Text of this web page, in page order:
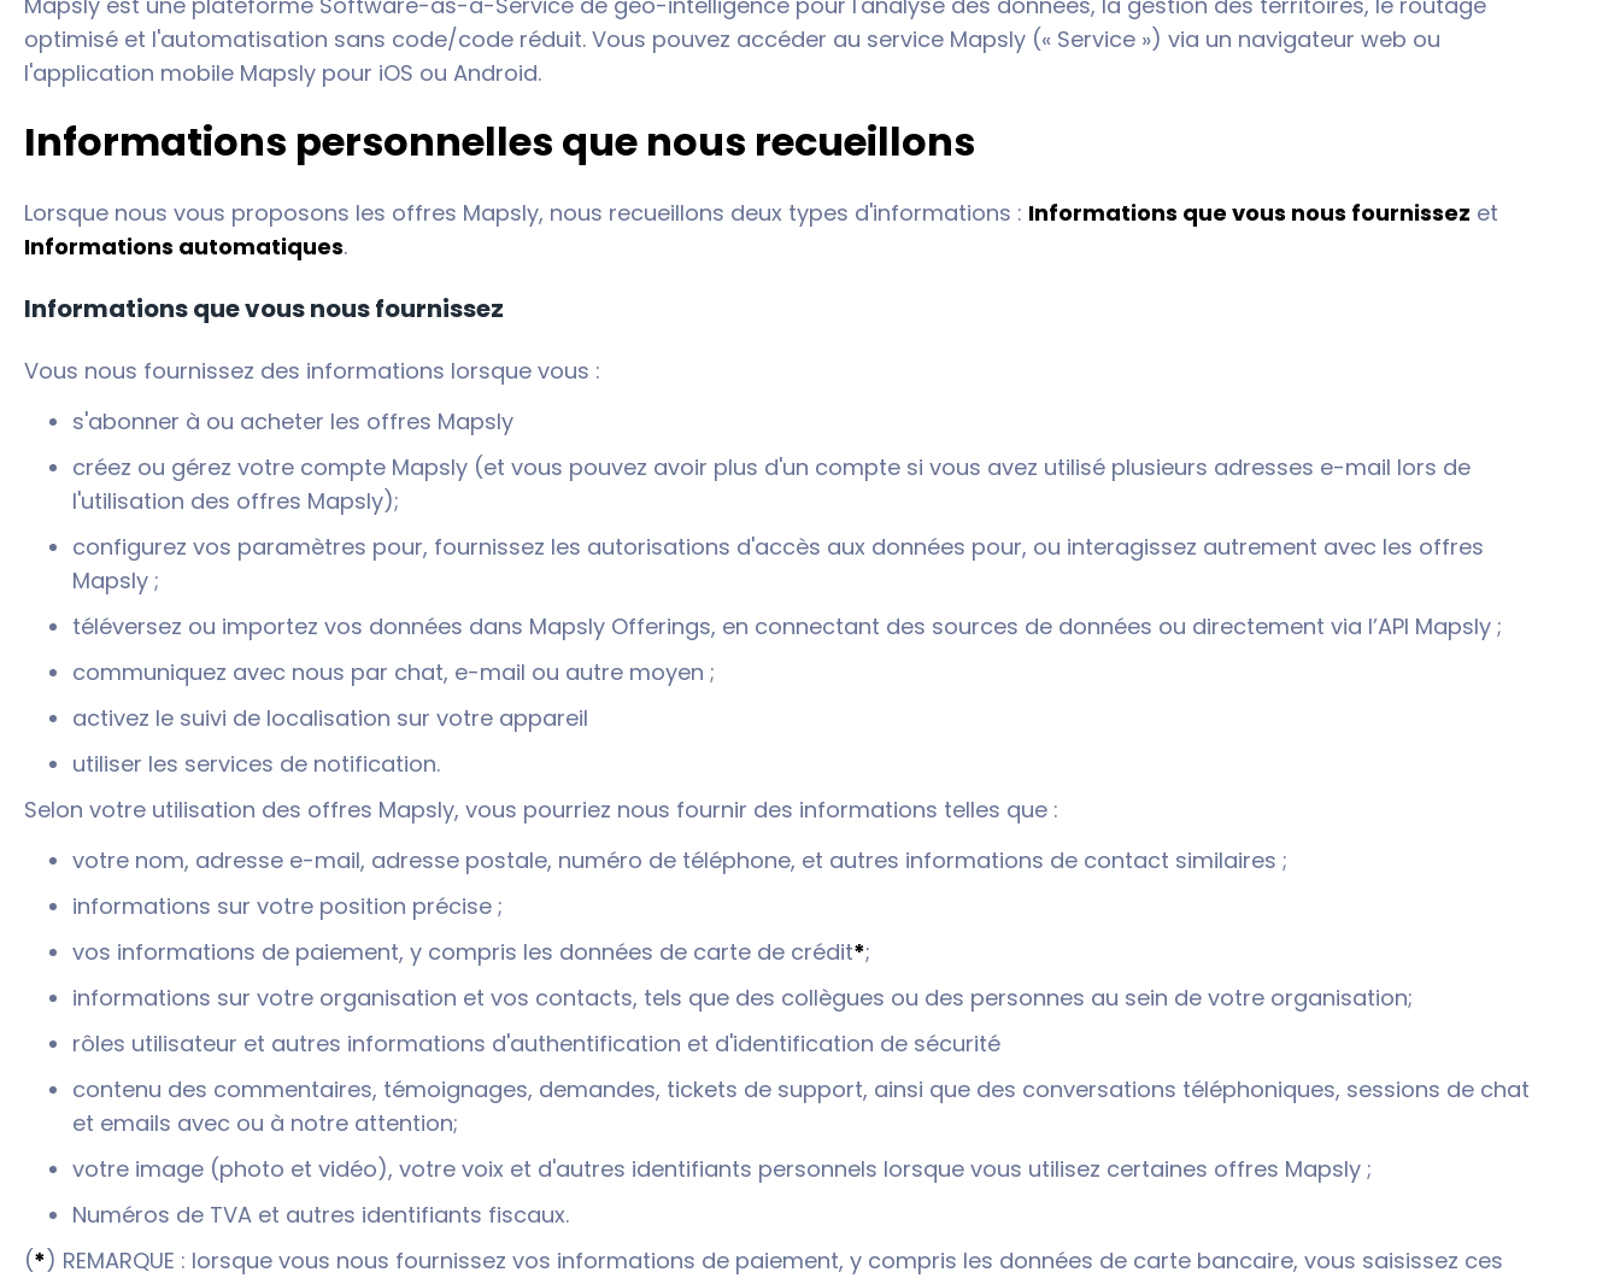
optimisé et l'automatisation sans code/code réduit. Vous pouvez accéder au service Mapsly (« Service ») via un navigateur web ou
l'application mobile Mapsly pour iOS ou Android.
Informations personnelles que nous recueillons
Lorsque nous vous proposons les offres Mapsly, nous recueillons deux types d'informations : Informations que vous nous fournissez et
Informations automatiques.
Informations que vous nous fournissez
Vous nous fournissez des informations lorsque vous :
s'abonner à ou acheter les offres Mapsly
créez ou gérez votre compte Mapsly (et vous pouvez avoir plus d'un compte si vous avez utilisé plusieurs adresses e-mail lors de
l'utilisation des offres Mapsly);
configurez vos paramètres pour, fournissez les autorisations d'accès aux données pour, ou interagissez autrement avec les offres
Mapsly ;
téléversez ou importez vos données dans Mapsly Offerings, en connectant des sources de données ou directement via l’API Mapsly ;
communiquez avec nous par chat, e-mail ou autre moyen ;
activez le suivi de localisation sur votre appareil
utiliser les services de notification.
Selon votre utilisation des offres Mapsly, vous pourriez nous fournir des informations telles que :
votre nom, adresse e-mail, adresse postale, numéro de téléphone, et autres informations de contact similaires ;
informations sur votre position précise ;
vos informations de paiement, y compris les données de carte de crédit*;
informations sur votre organisation et vos contacts, tels que des collègues ou des personnes au sein de votre organisation;
rôles utilisateur et autres informations d'authentification et d'identification de sécurité
contenu des commentaires, témoignages, demandes, tickets de support, ainsi que des conversations téléphoniques, sessions de chat
et emails avec ou à notre attention;
votre image (photo et vidéo), votre voix et d'autres identifiants personnels lorsque vous utilisez certaines offres Mapsly ;
Numéros de TVA et autres identifiants fiscaux.
(*) REMARQUE : lorsque vous nous fournissez vos informations de paiement, y compris les données de carte bancaire, vous saisissez ces